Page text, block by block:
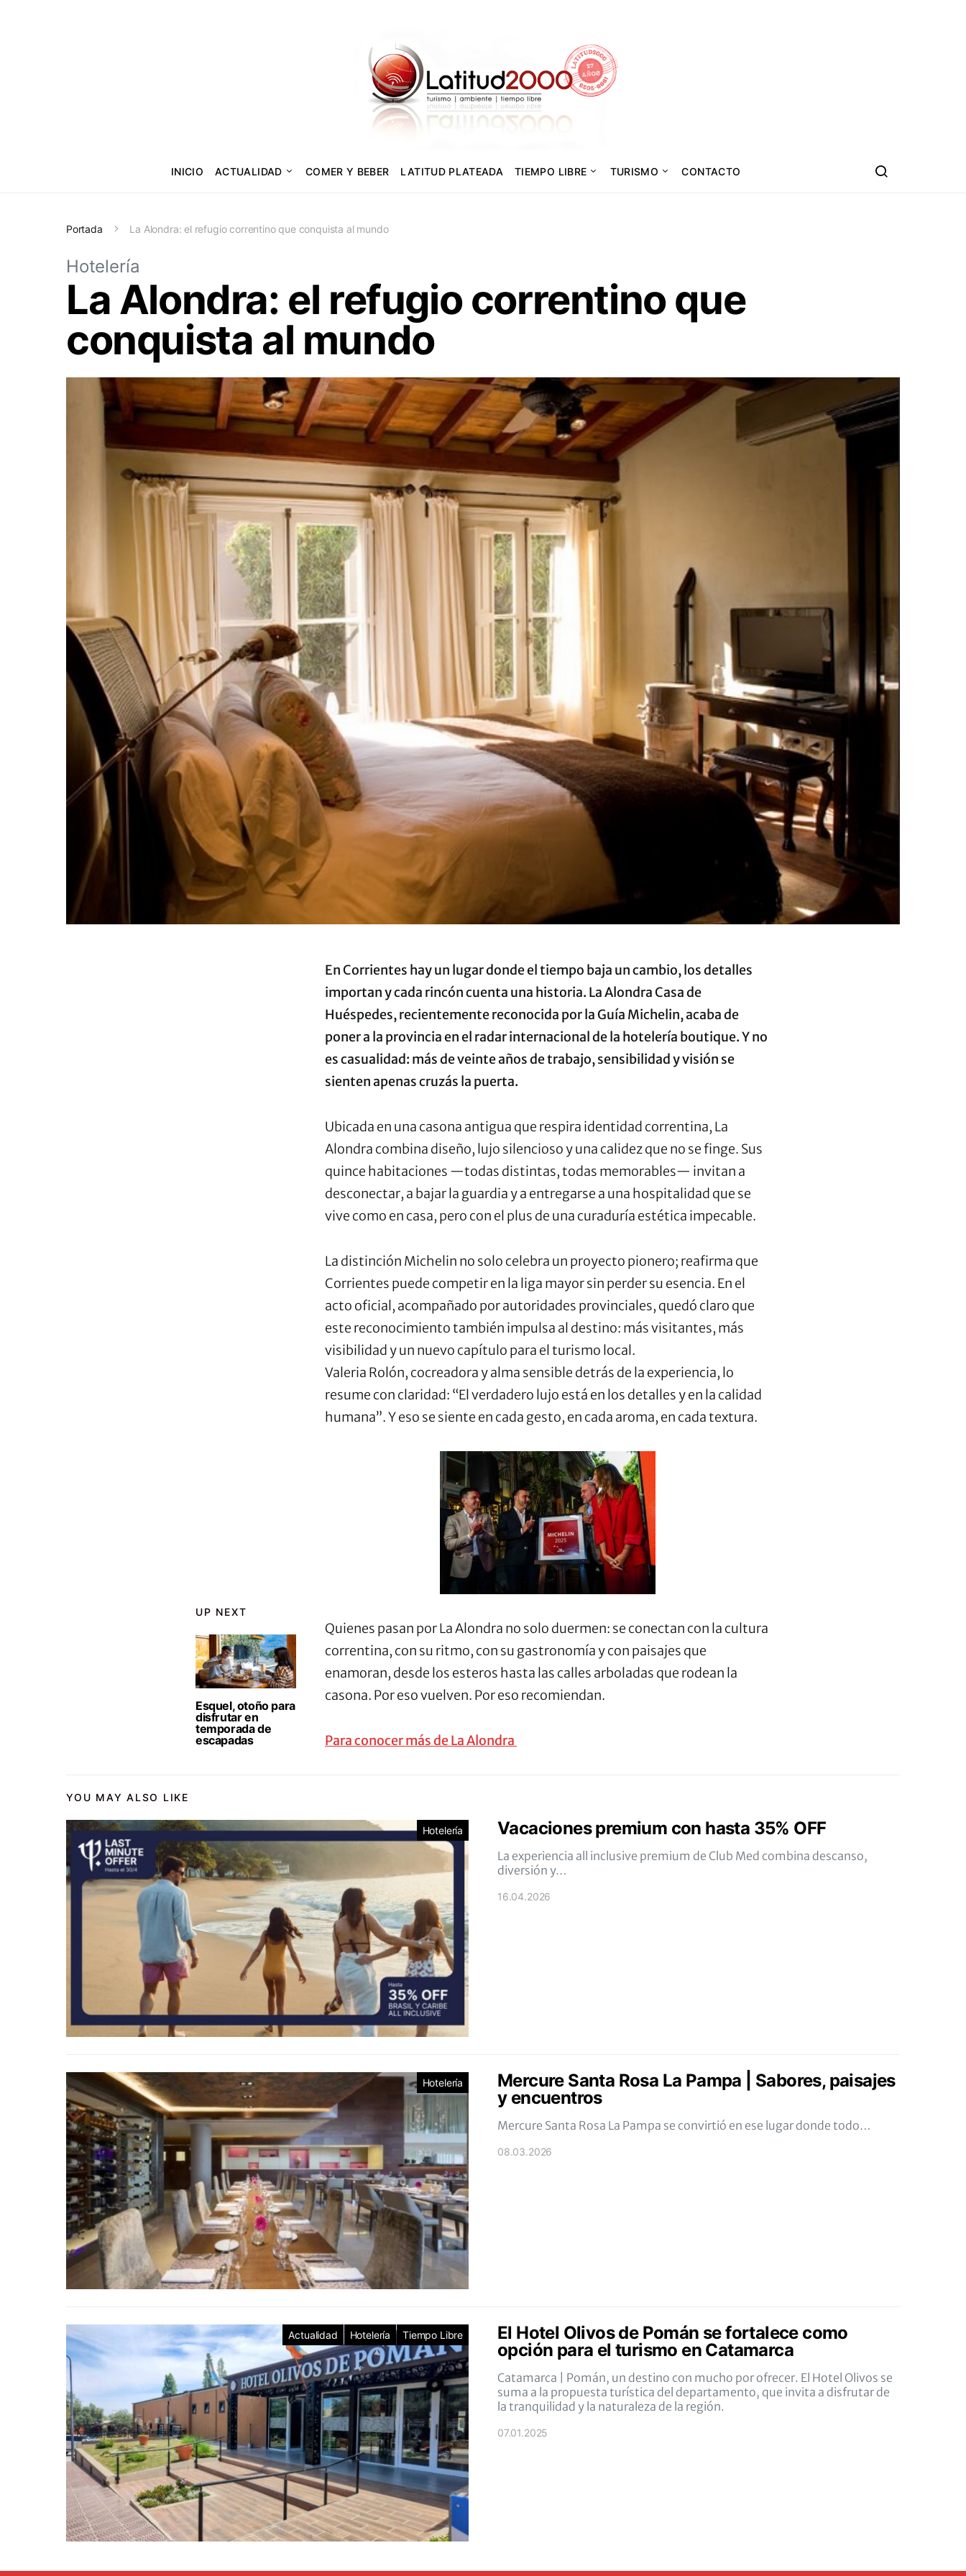
INICIO ACTUALIDAD COMER Y BEBER LATITUD PLATEADA TIEMPO LIBRE TURISMO CONTACTO
Portada La Alondra: el refugio correntino que conquista al mundo
Hotelería
La Alondra: el refugio correntino que
conquista al mundo
UP NEXT
Esquel, otoño para
disfrutar en
temporada de
escapadas
En Corrientes hay un lugar donde el tiempo baja un cambio, los detalles
importan y cada rincón cuenta una historia. La Alondra Casa de
Huéspedes, recientemente reconocida por la Guía Michelin, acaba de
poner a la provincia en el radar internacional de la hotelería boutique. Y no
es casualidad: más de veinte años de trabajo, sensibilidad y visión se
sienten apenas cruzás la puerta.
Ubicada en una casona antigua que respira identidad correntina, La
Alondra combina diseño, lujo silencioso y una calidez que no se finge. Sus
quince habitaciones —todas distintas, todas memorables— invitan a
desconectar, a bajar la guardia y a entregarse a una hospitalidad que se
vive como en casa, pero con el plus de una curaduría estética impecable.
La distinción Michelin no solo celebra un proyecto pionero; reafirma que
Corrientes puede competir en la liga mayor sin perder su esencia. En el
acto oficial, acompañado por autoridades provinciales, quedó claro que
este reconocimiento también impulsa al destino: más visitantes, más
visibilidad y un nuevo capítulo para el turismo local.
Valeria Rolón, cocreadora y alma sensible detrás de la experiencia, lo
resume con claridad: “El verdadero lujo está en los detalles y en la calidad
humana”. Y eso se siente en cada gesto, en cada aroma, en cada textura.
Quienes pasan por La Alondra no solo duermen: se conectan con la cultura
correntina, con su ritmo, con su gastronomía y con paisajes que
enamoran, desde los esteros hasta las calles arboladas que rodean la
casona. Por eso vuelven. Por eso recomiendan.
Para conocer más deLa Alondra
YOU MAY ALSO LIKE
Hotelería Vacaciones premium con hasta 35% OFF
La experiencia all inclusive premium de Club Med combina descanso,
diversión y…
16.04.2026
Hotelería
Mercure Santa Rosa La Pampa | Sabores, paisajes
y encuentros
Mercure Santa Rosa La Pampa se convirtió en ese lugar donde todo…
08.03.2026
Actualidad Hotelería Tiempo Libre
El Hotel Olivos de Pomán se fortalece como
opción para el turismo en Catamarca
Catamarca | Pomán, un destino con mucho por ofrecer. El Hotel Olivos se
suma a la propuesta turística del departamento, que invita a disfrutar de
la tranquilidad y la naturaleza de la región.
07.01.2025